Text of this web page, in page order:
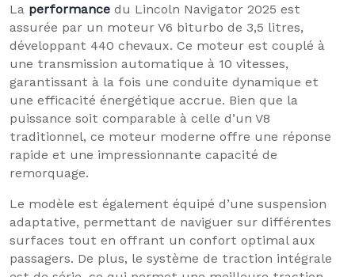
La performance du Lincoln Navigator 2025 est
assurée par un moteur V6 biturbo de 3,5 litres,
développant 440 chevaux. Ce moteur est couplé à
une transmission automatique à 10 vitesses,
garantissant à la fois une conduite dynamique et
une efficacité énergétique accrue. Bien que la
puissance soit comparable à celle d’un V8
traditionnel, ce moteur moderne offre une réponse
rapide et une impressionnante capacité de
remorquage.
Le modèle est également équipé d’une suspension
adaptative, permettant de naviguer sur différentes
surfaces tout en offrant un confort optimal aux
passagers. De plus, le système de traction intégrale